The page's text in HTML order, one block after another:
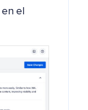
en el